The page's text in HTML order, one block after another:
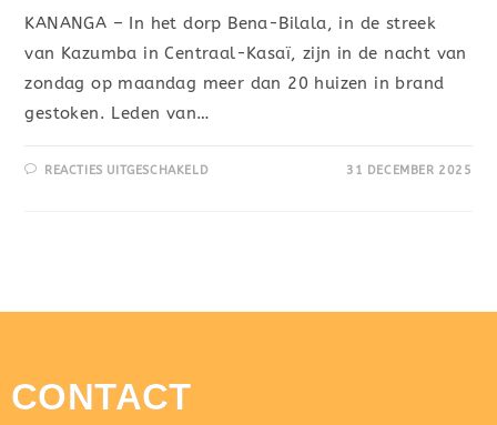
KANANGA – In het dorp Bena-Bilala, in de streek
van Kazumba in Centraal-Kasaï, zijn in de nacht van
zondag op maandag meer dan 20 huizen in brand
gestoken. Leden van…
REACTIES UITGESCHAKELD 31 DECEMBER 2025
CONTACT